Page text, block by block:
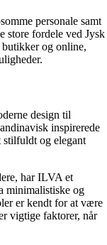
personale samt
store fordele ved Jysk
butikker og online,
design til
inspirerede
stilfuldt og elegant
har ILVA et
minimalistiske og
er kendt for at være
vigtige faktorer, når